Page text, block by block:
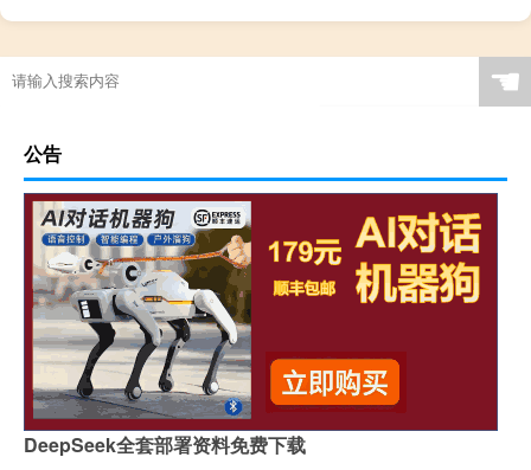
☚
公告
DeepSeek全套部署资料免费下载